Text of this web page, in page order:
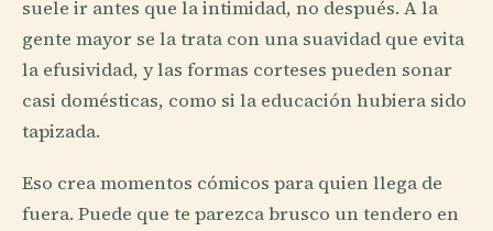
suele ir antes que la intimidad, no después. A la
gente mayor se la trata con una suavidad que evita
la efusividad, y las formas corteses pueden sonar
casi domésticas, como si la educación hubiera sido
tapizada.
Eso crea momentos cómicos para quien llega de
fuera. Puede que te parezca brusco un tendero en